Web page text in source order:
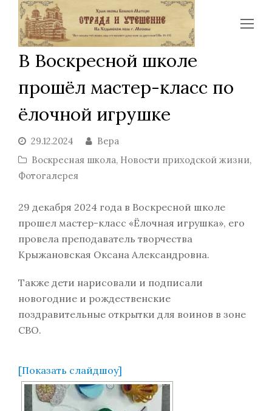
В Воскресной школе
прошёл мастер-класс по
ёлочной игрушке
29.12.2024
Вера
Воскресная школа, Новости приходской жизни,
Фотогалерея
29 декабря 2024 года в Воскресной школе
прошел мастер-класс «Ёлочная игрушка», его
провела преподаватель творчества
Крыжановская Оксана Александровна.
Также дети нарисовали и подписали
новогодние и рождественские
поздравительные открытки для воинов в зоне
СВО.
[Показать слайдшоу]